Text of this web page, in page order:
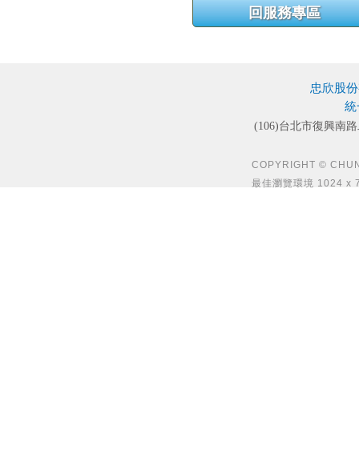
忠欣股
統
(106)台北市復興南
COPYRIGHT ©
最佳瀏覽環境 1024 x